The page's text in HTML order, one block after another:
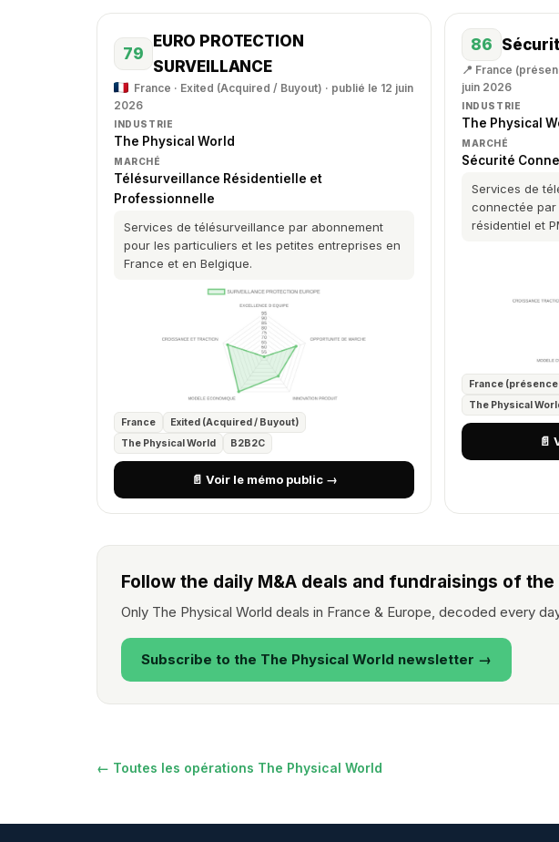
79
EURO PROTECTION
SURVEILLANCE
France · Exited (Acquired / Buyout) · publié le 12 juin
2026
INDUSTRIE
The Physical World
MARCHÉ
Télésurveillance Résidentielle et
Professionnelle
Services de télésurveillance par abonnement
pour les particuliers et les petites entreprises en
France et en Belgique.
France
Exited (Acquired / Buyout)
The Physical World
B2B2C
📄 Voir le mémo public →
86
📍 France
juin 2026
INDUSTRIE
The Physical
MARCHÉ
Sécurité
Services de
connectée par
résidentiel et
France (présence
The Physical
📄
Follow the daily M&A deals and fundraisings of
Only The Physical World deals in France & Europe, decoded every
Subscribe to the The Physical World newsletter →
← Toutes les opérations The Physical World